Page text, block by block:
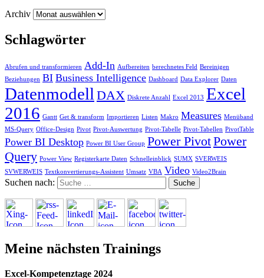
Archiv
Schlagwörter
Abrufen und transformieren Add-In Aufbereiten berechnetes Feld Bereinigen
Beziehungen BI Business Intelligence Dashboard Data Explorer Daten
Datenmodell DAX Diskrete Anzahl Excel 2013 Excel
2016 Gantt Get & transform Importieren Listen Makro Measures Menüband
MS-Query Office-Design Pivot Pivot-Auswertung Pivot-Tabelle Pivot-Tabellen PivotTable
Power BI Desktop Power BI User Group Power PivotPower
Query Power View Registerkarte Daten Schnelleinblick SUMX SVERWEIS
SVWERWEIS Textkonvertierungs-Assistent Umsatz VBA Video Video2Brain
Suchen nach:
Meine nächsten Trainings
Excel-Kompetenztage 2024